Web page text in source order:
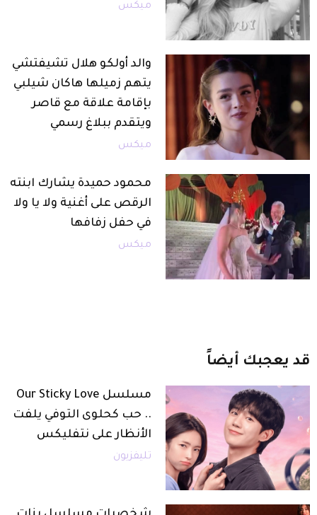
ميكس
والد أولكو هلال تشيفتشي
يتهم زميلها هاكان شيلبي
بإقامة علاقة مع قاصر
ويتقدم ببلاغ رسمي
ميكس
محمود حميدة يشارك ابنته
الرقص على أغنية ولا يا ولا
في حفل زفافها
ميكس
قد يعجبك أيضاً
مسلسل Our Sticky Love
.. حب كحلوى التوفي يلفت
الأنظار على نتفليكس
تليفزيون